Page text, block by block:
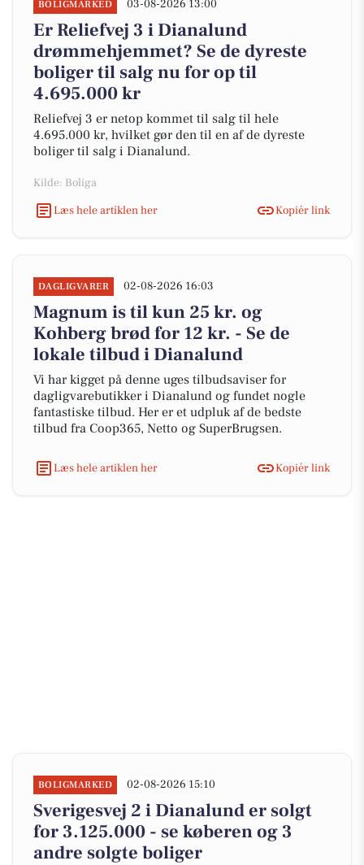
BOLIGMARKED 03-08-2026 13:00
Er Reliefvej 3 i Dianalund
drømmehjemmet? Se de dyreste
boliger til salg nu for op til
4.695.000 kr
Reliefvej 3 er netop kommet til salg til hele
4.695.000 kr, hvilket gør den til en af de dyreste
boliger til salg i Dianalund.
Kilde: Boliga
Læs hele artiklen her
Kopiér link
DAGLIGVARER 02-08-2026 16:03
Magnum is til kun 25 kr. og
Kohberg brød for 12 kr. - Se de
lokale tilbud i Dianalund
Vi har kigget på denne uges tilbudsaviser for
dagligvarebutikker i Dianalund og fundet nogle
fantastiske tilbud. Her er et udpluk af de bedste
tilbud fra Coop365, Netto og SuperBrugsen.
Læs hele artiklen her Kopiér link
BOLIGMARKED 02-08-2026 15:10
Sverigesvej 2 i Dianalund er solgt
for 3.125.000 - se køberen og 3
andre solgte boliger